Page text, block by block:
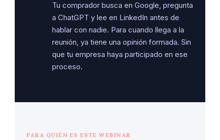
Tu comprador busca en Google, pregunta
a ChatGPT y lee en LinkedIn antes de
hablar con nadie. Para cuando llega a la
reunión, ya tiene una opinión formada. Sin
que tu empresa haya participado en ese
proceso.
PARA QUIÉN ES ESTE WEBINAR